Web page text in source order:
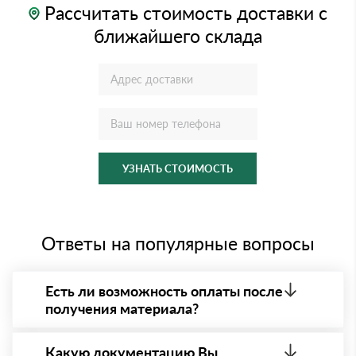
Рассчитать стоимость доставки с
ближайшего склада
УЗНАТЬ СТОИМОСТЬ
Ответы на популярные вопросы
Есть ли возможность оплаты после
получения материала?
- оплата по факту получения товара. При этом,
Какую документацию Вы